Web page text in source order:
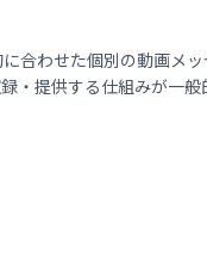
合わせた個別の動画メ
・提供する仕組みが一般